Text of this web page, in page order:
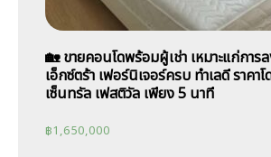
🏡 ขายคอนโดพร้อมผู้เช่า เหมาะแก่กา
เอ็กซ์ตร้า เฟอร์นิเจอร์ครบ ทำเลดี ราคา
เซ็นทรัล เฟสติวัล เพียง 5 นาที
฿1,650,000